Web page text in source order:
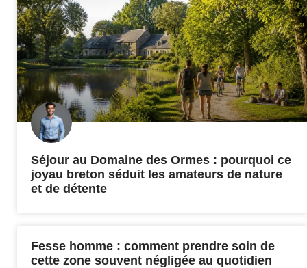
Séjour au Domaine des Ormes : pourquoi ce
joyau breton séduit les amateurs de nature
et de détente
Fesse homme : comment prendre soin de
cette zone souvent négligée au quotidien